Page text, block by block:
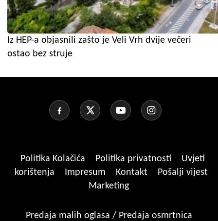
Iz HEP-a objasnili zašto je Veli Vrh dvije večeri
ostao bez struje
Politika Kolačića Politika privatnosti
Uvjeti
korištenja
Impresum Kontakt
Pošalji vijest
Marketing
Predaja malih oglasa / Predaja osmrtnica